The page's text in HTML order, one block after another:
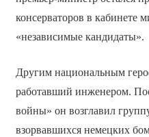
консерваторов в кабинете
«независимые кандидаты».
Другим национальным
работавший инженером.
войны» он возглавил
взорвавшихся немецких